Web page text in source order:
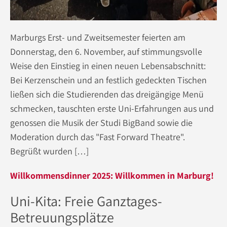
Marburgs Erst- und Zweitsemester feierten am
Donnerstag, den 6. November, auf stimmungsvolle
Weise den Einstieg in einen neuen Lebensabschnitt:
Bei Kerzenschein und an festlich gedeckten Tischen
ließen sich die Studierenden das dreigängige Menü
schmecken, tauschten erste Uni-Erfahrungen aus und
genossen die Musik der Studi BigBand sowie die
Moderation durch das "Fast Forward Theatre".
Begrüßt wurden […]
Willkommensdinner 2025: Willkommen in Marburg!
Uni-Kita: Freie Ganztages-
Betreuungsplätze